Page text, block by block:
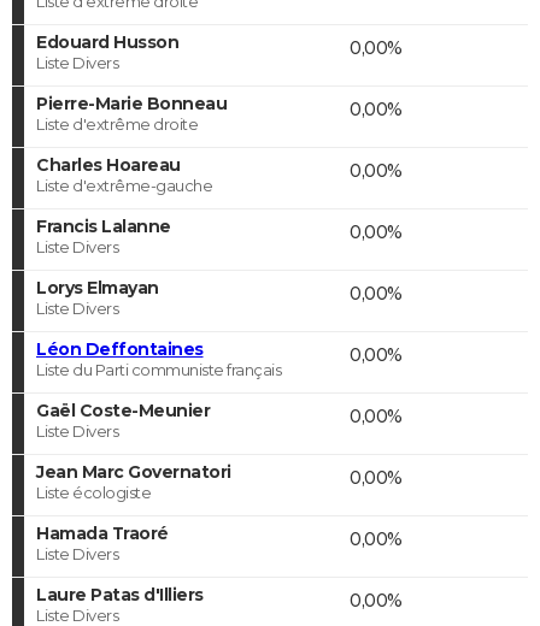
Edouard Husson
Liste Divers
0,00%
Pierre-Marie Bonneau
Liste d'extrême droite
0,00%
Charles Hoareau
Liste d'extrême-gauche
0,00%
Francis Lalanne
Liste Divers
0,00%
Lorys Elmayan
Liste Divers
0,00%
Léon Deffontaines
Liste du Parti communiste français
0,00%
Gaël Coste-Meunier
Liste Divers
0,00%
Jean Marc Governatori
Liste écologiste
0,00%
Hamada Traoré
Liste Divers
0,00%
Laure Patas d'Illiers
Liste Divers
0,00%